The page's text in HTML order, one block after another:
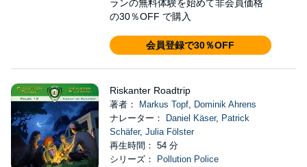
ランの無料体験を始めて非会員価格
の30％OFF で購入
会員登録で30％OFF
Riskanter Roadtrip
著者： Markus Topf, Dominik Ahrens
ナレーター：
Daniel Käser, Patrick
Schäfer, Julia Fölster
再生時間： 54 分
シリーズ：
Pollution Police